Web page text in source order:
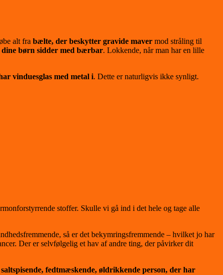
alt fra bælte, der beskytter gravide maver mod stråling til
dine børn sidder med bærbar. Lokkende, når man har en lille
vinduesglas med metal i. Dette er naturligvis ikke synligt.
stoffer. Skulle vi gå ind i det hele og tage alle
så er det bekymringsfremmende – hvilket jo har
Der er selvfølgelig et hav af andre ting, der påvirker dit
fedtmæskende, øldrikkende person, der har